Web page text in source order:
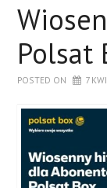
Polsat
POSTED ON 7